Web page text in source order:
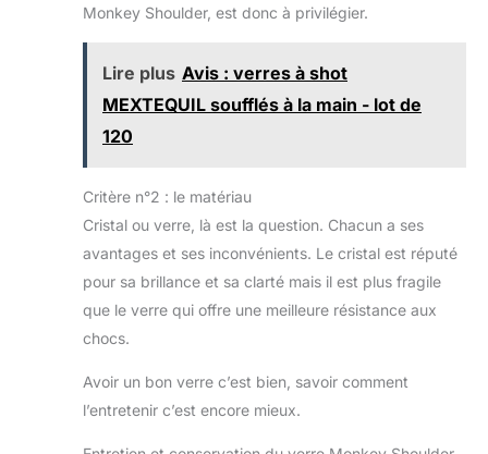
Monkey Shoulder, est donc à privilégier.
Lire plus Avis : verres à shot
MEXTEQUIL soufflés à la main - lot de
120
Critère n°2 : le matériau
Cristal ou verre, là est la question. Chacun a ses
avantages et ses inconvénients. Le cristal est réputé
pour sa brillance et sa clarté mais il est plus fragile
que le verre qui offre une meilleure résistance aux
chocs.
Avoir un bon verre c’est bien, savoir comment
l’entretenir c’est encore mieux.